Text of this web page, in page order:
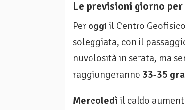
Le previsioni giorno
Per oggi il Centro
soleggiata, con il
nuvolosità in serata, ma
raggiungeranno 33-35
Mercoledì il caldo